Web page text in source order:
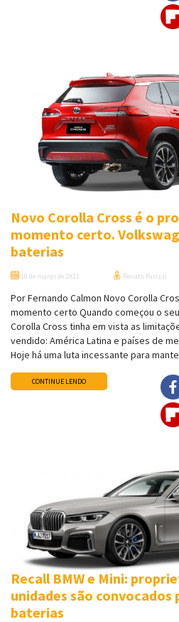
Novo Corolla Cross é o
momento certo.
baterias
18 de março de 2021 Renato Parizzi
Por Fernando Calmon Novo Corolla
momento certo Quando começou o
Corolla Cross tinha em vista as
vendido: América Latina e países de
Hoje há uma luta incessante para
CONTINUE LENDO
Recall BMW e Mini:
unidades são convocados
baterias